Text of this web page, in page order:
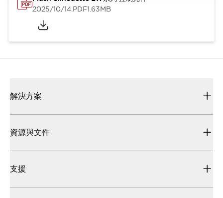
2025/10/14.PDF1.63MB
解決方案
資源與文件
支援